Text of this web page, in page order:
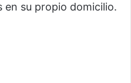
su propio domicilio.